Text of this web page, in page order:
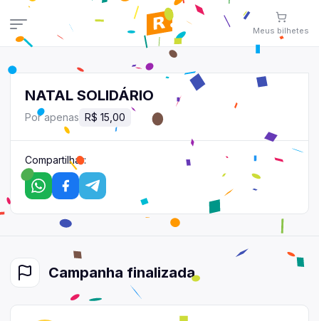
bilhetes
Campanhas
Veja todas as campanhas disponíveis
Consultar pedidos
Veja todos os seus pedidos
Fale conosco pelo WhatsApp
Meus bilhetes
NATAL SOLIDÁRIO
Por apenas R$ 15,00
Compartilhar:
Campanha finalizada